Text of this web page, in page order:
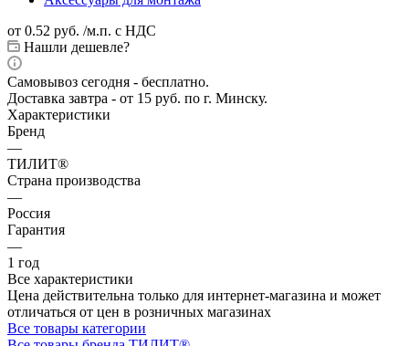
от 0.52 руб. /м.п. с НДС
Нашли дешевле?
Самовывоз сегодня - бесплатно.
Доставка завтра - от 15 руб. по г. Минску.
Характеристики
Бренд
—
ТИЛИТ®
Страна производства
—
Россия
Гарантия
—
1 год
Все характеристики
Цена действительна только для интернет-магазина и может
отличаться от цен в розничных магазинах
Все товары категории